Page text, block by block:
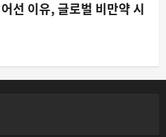
선 이유, 글로벌 비만약 시